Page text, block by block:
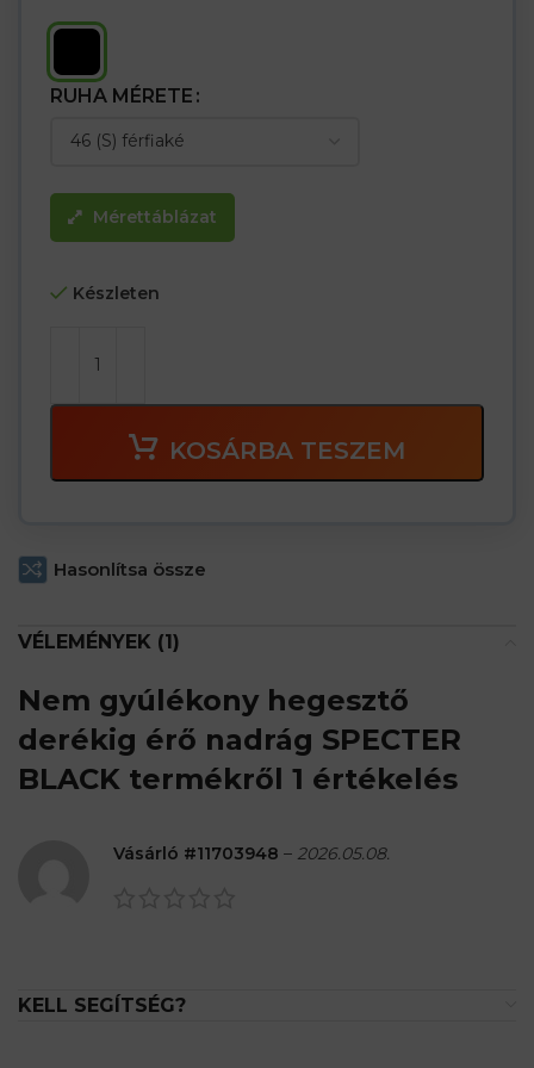
RUHA MÉRETE
Mérettáblázat
Készleten
KOSÁRBA TESZEM
Hasonlítsa össze
VÉLEMÉNYEK (1)
Nem gyúlékony hegesztő
derékig érő nadrág SPECTER
BLACK termékről 1 értékelés
Vásárló #11703948 – 2026.05.08.
KELL SEGÍTSÉG?